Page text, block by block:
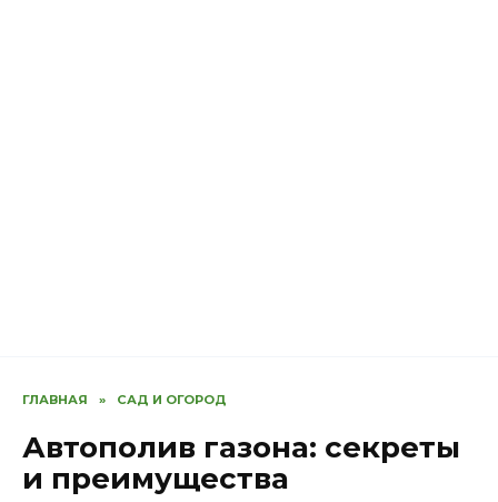
ГЛАВНАЯ » САД И ОГОРОД
Автополив газона: секреты
и преимущества